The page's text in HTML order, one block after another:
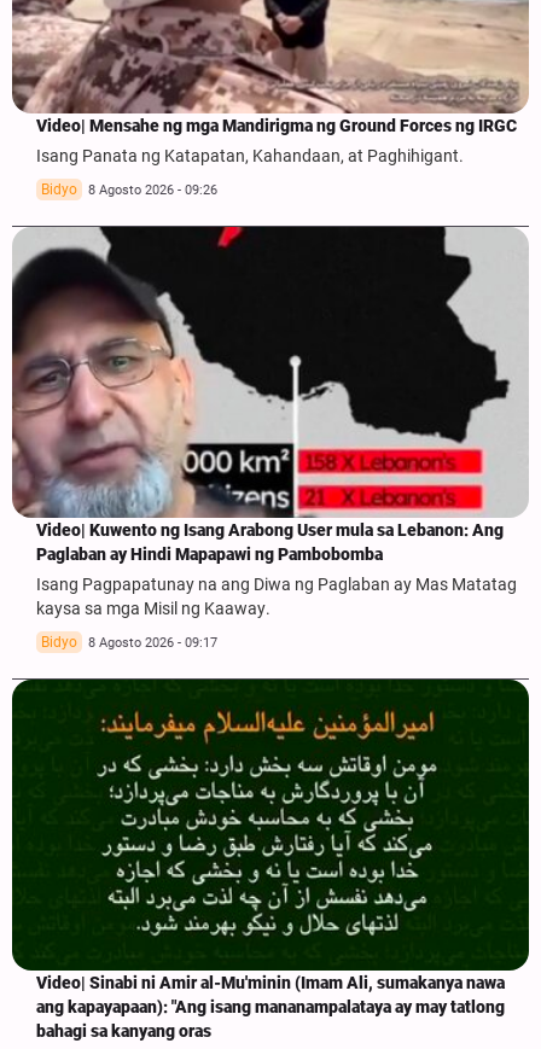
Video| Mensahe ng mga Mandirigma ng Ground Forces ng IRGC
Isang Panata ng Katapatan, Kahandaan, at Paghihigant.
Bidyo 8 Agosto 2026 - 09:26
Video| Kuwento ng Isang Arabong User mula sa Lebanon: Ang
Paglaban ay Hindi Mapapawi ng Pambobomba
Isang Pagpapatunay na ang Diwa ng Paglaban ay Mas Matatag
kaysa sa mga Misil ng Kaaway.
Bidyo 8 Agosto 2026 - 09:17
Video| Sinabi ni Amir al-Mu'minin (Imam Ali, sumakanya nawa
ang kapayapaan): "Ang isang mananampalataya ay may tatlong
bahagi sa kanyang oras